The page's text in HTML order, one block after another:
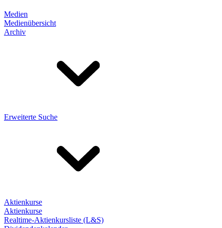
Medien
Medienübersicht
Archiv
Erweiterte Suche
Aktienkurse
Aktienkurse
Realtime-Aktienkursliste (L&S)